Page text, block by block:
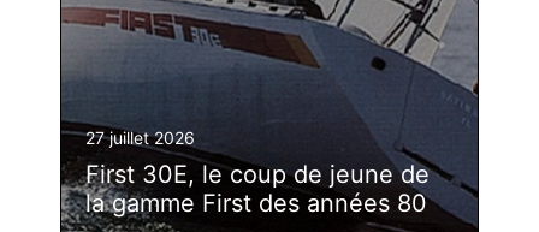
27 juillet 2026
First 30E, le coup de jeune de
la gamme First des années 80